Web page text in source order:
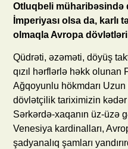
Otluqbeli müharibəsində
İmperiyası olsa da, karlı
olmaqla Avropa
Qüdrəti, əzəməti, döyüş
qızıl hərflərlə həkk olunan
Ağqoyunlu hökmdarı
dövlətçilik tariximizin
Sərkərdə-xaqanın üz-üzə
Venesiya kardinalları,
şadyanalıq şamları